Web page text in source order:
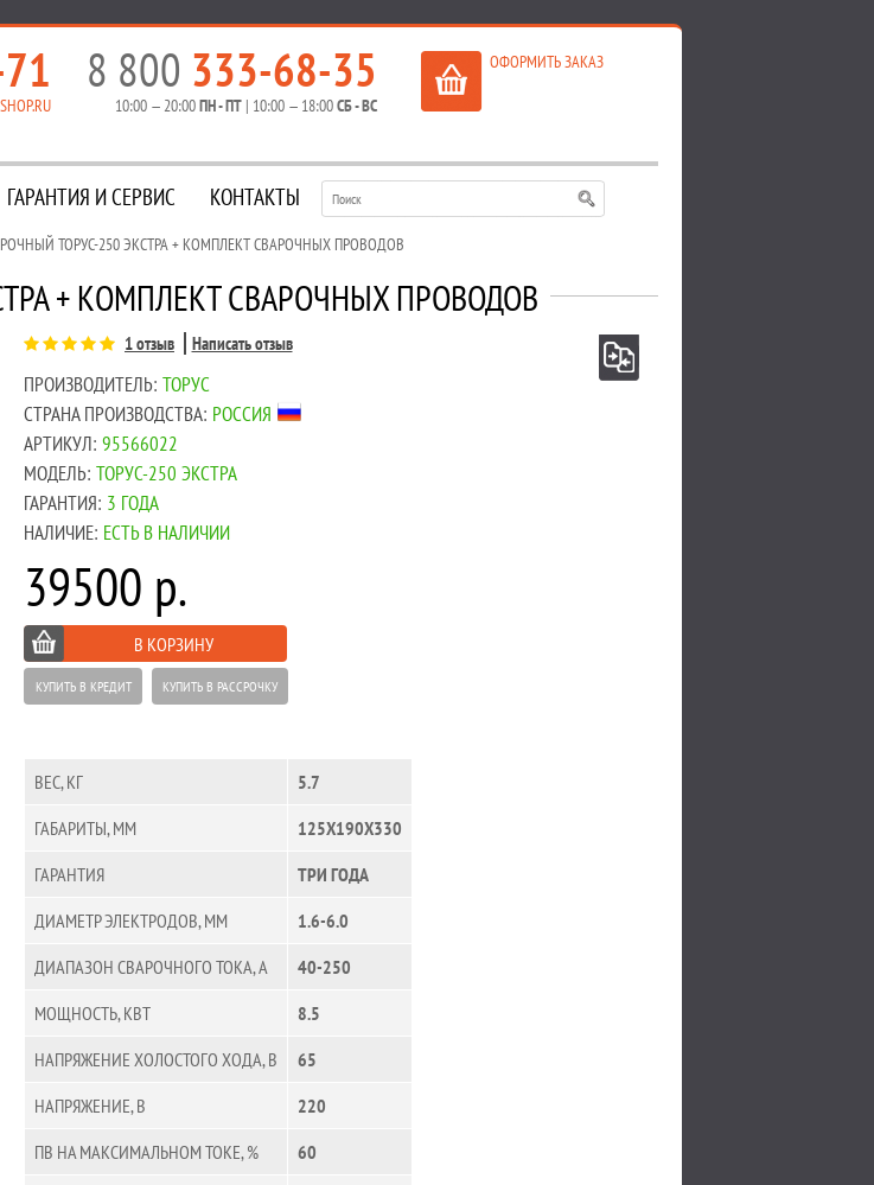
8 800 333-68-35
10:00 — 20:00ПН - ПТ | 10:00 — 18:00СБ - ВС
ОФОРМИТЬ ЗАКАЗ
ГАРАНТИЯ И СЕРВИС КОНТАКТЫ
ТОРУС-250 ЭКСТРА + КОМПЛЕКТ СВАРОЧНЫХ ПРОВОДОВ
+ КОМПЛЕКТ СВАРОЧНЫХ ПРОВОДОВ
1 отзыв Написать отзыв
ПРОИЗВОДИТЕЛЬ: ТОРУС
СТРАНА ПРОИЗВОДСТВА: РОССИЯ
АРТИКУЛ: 95566022
МОДЕЛЬ: ТОРУС-250 ЭКСТРА
ГАРАНТИЯ: 3 ГОДА
НАЛИЧИЕ: ЕСТЬ В НАЛИЧИИ
39500 р.
В КОРЗИНУ
КУПИТЬ В КРЕДИТ КУПИТЬ В РАССРОЧКУ
ВЕС, КГ
5.7
ГАБАРИТЫ, ММ
125Х190Х330
ГАРАНТИЯ
ТРИ ГОДА
ДИАМЕТР ЭЛЕКТРОДОВ, ММ
1.6-6.0
ДИАПАЗОН СВАРОЧНОГО ТОКА, А
40-250
МОЩНОСТЬ, КВТ
8.5
НАПРЯЖЕНИЕ ХОЛОСТОГО ХОДА, В
65
НАПРЯЖЕНИЕ, В
220
ПВ НА МАКСИМАЛЬНОМ ТОКЕ, %
60